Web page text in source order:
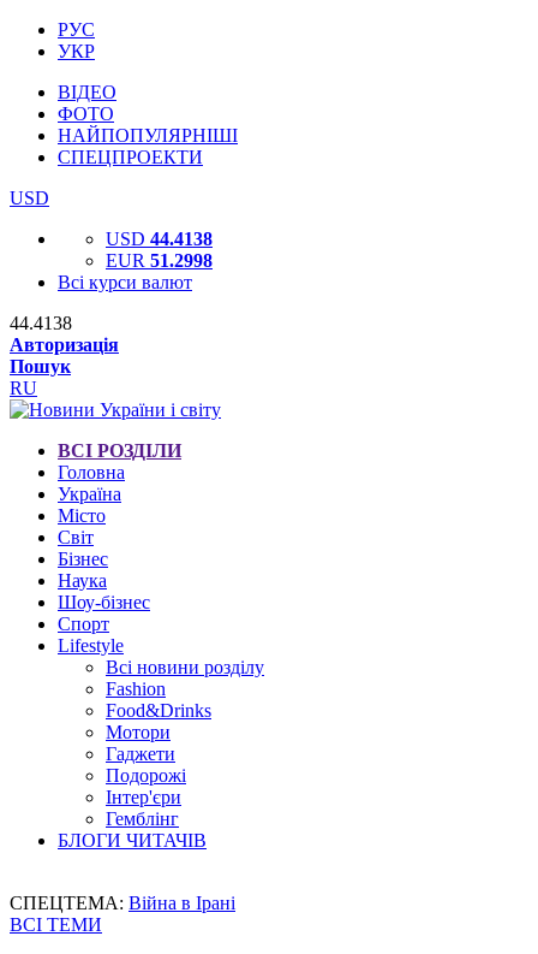
РУС
УКР
ВІДЕО
ФОТО
НАЙПОПУЛЯРНІШІ
СПЕЦПРОЕКТИ
USD
USD 44.4138
EUR 51.2998
Всі курси валют
44.4138
Авторизація
Пошук
RU
ВСІ РОЗДІЛИ
Головна
Україна
Місто
Світ
Бізнес
Наука
Шоу-бізнес
Спорт
Lifestyle
Всі новини розділу
Fashion
Food&Drinks
Мотори
Гаджети
Подорожі
Інтер'єри
Гемблінг
БЛОГИ ЧИТАЧІВ
СПЕЦТЕМА: Війна в Ірані
ВСІ ТЕМИ